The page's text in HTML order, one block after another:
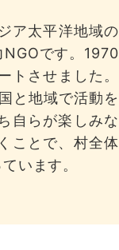
ア太平洋地域の
です。1970
トさせました。
と地域で活動を
自らが楽しみな
ことで、村全体
います。